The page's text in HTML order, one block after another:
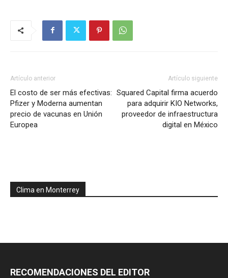
Artículo anterior
El costo de ser más efectivas:
Pfizer y Moderna aumentan
precio de vacunas en Unión
Europea
Artículo siguiente
Squared Capital firma acuerdo
para adquirir KIO Networks,
proveedor de infraestructura
digital en México
Clima en Monterrey
RECOMENDACIONES DEL EDITOR